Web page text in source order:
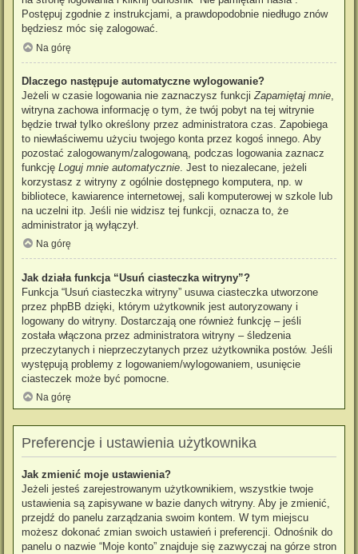
Postępuj zgodnie z instrukcjami, a prawdopodobnie niedługo znów
będziesz móc się zalogować.
Na górę
Dlaczego następuje automatyczne wylogowanie?
Jeżeli w czasie logowania nie zaznaczysz funkcji Zapamiętaj mnie
witryna zachowa informację o tym, że twój pobyt na tej witrynie
będzie trwał tylko określony przez administratora czas. Zapobiega
to niewłaściwemu użyciu twojego konta przez kogoś innego. Aby
pozostać zalogowanym/zalogowaną, podczas logowania zaznacz
funkcję Loguj mnie automatycznie . Jest to niezalecane, jeżeli
korzystasz z witryny z ogólnie dostępnego komputera, np. w
bibliotece, kawiarence internetowej, sali komputerowej w szkole lub
na uczelni itp. Jeśli nie widzisz tej funkcji, oznacza to, że
administrator ją wyłączył.
Na górę
Jak działa funkcja “Usuń ciasteczka witryny”?
Funkcja “Usuń ciasteczka witryny” usuwa ciasteczka utworzone
przez phpBB dzięki, którym użytkownik jest autoryzowany i
logowany do witryny. Dostarczają one również funkcję – jeśli
została włączona przez administratora witryny – śledzenia
przeczytanych i nieprzeczytanych przez użytkownika postów. Jeśli
występują problemy z logowaniem/wylogowaniem, usunięcie
ciasteczek może być pomocne.
Na górę
Preferencje i ustawienia użytkownika
Jak zmienić moje ustawienia?
Jeżeli jesteś zarejestrowanym użytkownikiem, wszystkie twoje
ustawienia są zapisywane w bazie danych witryny. Aby je zmienić,
przejdź do panelu zarządzania swoim kontem. W tym miejscu
możesz dokonać zmian swoich ustawień i preferencji. Odnośnik do
panelu o nazwie “Moje konto” znajduje się zazwyczaj na górze stron